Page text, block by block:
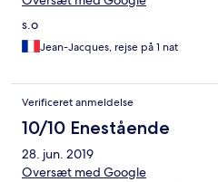
s.o
Jean-Jacques, rejse på 1 nat
Verificeret anmeldelse
10/10 Enestående
28. jun. 2019
Oversæt med Google